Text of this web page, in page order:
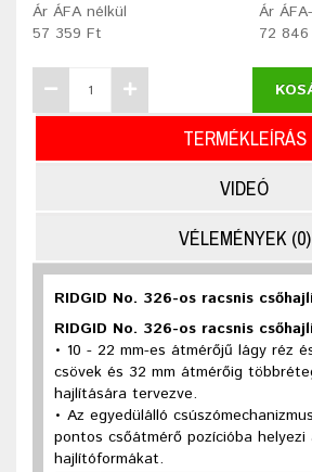
Ár ÁFA nélkül
57 359 Ft
Ár
72
TERMÉKLEÍRÁS
VIDEÓ
VÉLEMÉNYEK (0)
RIDGID No. 326-os racsnis
RIDGID No. 326-os racsnis
• 10 - 22 mm-es átmérőjű lágy réz
csövek és 32 mm átmérőig
hajlítására tervezve.
• Az egyedülálló
pontos csőátmérő pozícióba helyezi
hajlítóformákat.